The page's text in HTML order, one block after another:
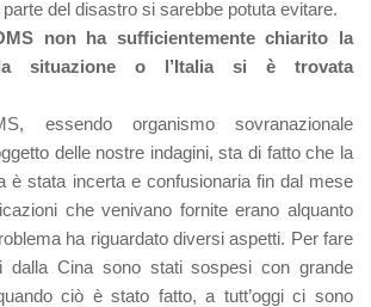
del disastro si sarebbe potuta evitare.
non ha sufficientemente chiarito la
situazione o l’Italia si è trovata
essendo organismo sovranazionale
delle nostre indagini, sta di fatto che la
è stata incerta e confusionaria fin dal mese
che venivano fornite erano alquanto
ha riguardato diversi aspetti. Per fare
dalla Cina sono stati sospesi con grande
ciò è stato fatto, a tutt’oggi ci sono